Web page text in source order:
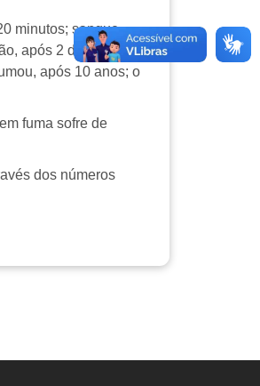
minutos; sangue
após 2 dias;
após 10 anos; o
fuma sofre de
dos números